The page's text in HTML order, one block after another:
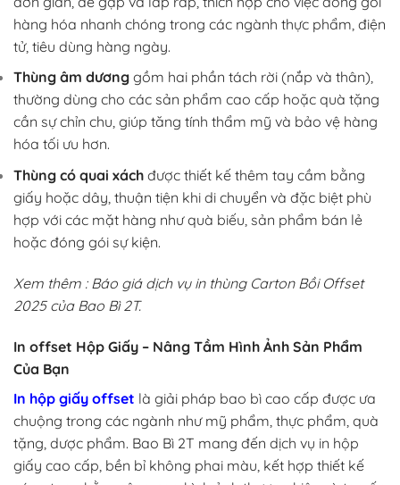
hàng hóa nhanh chóng trong các ngành thực phẩm, điện
tử, tiêu dùng hàng ngày.
Thùng âm dương gồm hai phần tách rời (nắp và thân),
thường dùng cho các sản phẩm cao cấp hoặc quà tặng
cần sự chỉn chu, giúp tăng tính thẩm mỹ và bảo vệ hàng
hóa tối ưu hơn.
Thùng có quai xách được thiết kế thêm tay cầm bằng
giấy hoặc dây, thuận tiện khi di chuyển và đặc biệt phù
hợp với các mặt hàng như quà biếu, sản phẩm bán lẻ
hoặc đóng gói sự kiện.
Xem thêm : Báo giá dịch vụ inthùng Carton Bồi Offset
2025 của Bao Bì 2T.
In offset Hộp Giấy – Nâng Tầm Hình Ảnh Sản Phẩm
Của Bạn
In hộp giấy offset là giải pháp bao bì cao cấp được ưa
chuộng trong các ngành như mỹ phẩm, thực phẩm, quà
tặng, dược phẩm. Bao Bì 2T mang đến dịch vụ in hộp
giấy cao cấp, bền bỉ không phai màu, kết hợp thiết kế